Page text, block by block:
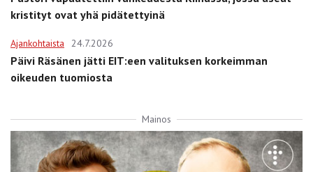
kristityt ovat yhä pidätettyinä
Ajankohtaista 24.7.2026
Päivi Räsänen jätti EIT:een valituksen korkeimman
oikeuden tuomiosta
Mainos